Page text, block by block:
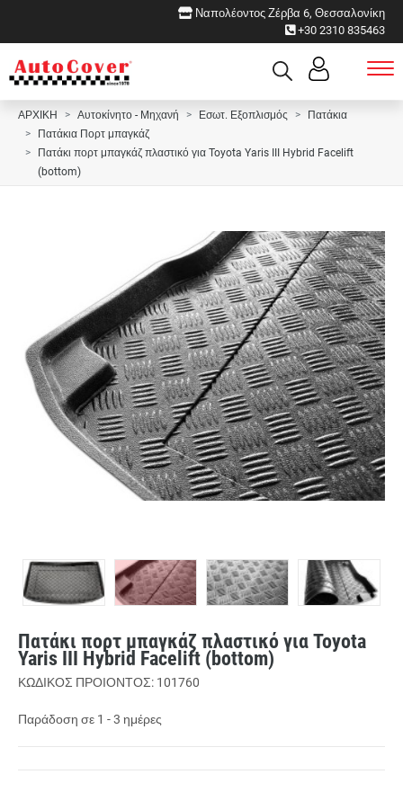
Ναπολέοντος Ζέρβα 6, Θεσσαλονίκη
+30 2310 835463
ΑΡΧΙΚΗ Αυτοκίνητο - Μηχανή Εσωτ. Εξοπλισμός
Πατάκια
Πατάκια Πορτ μπαγκάζ
Πατάκι πορτ μπαγκάζ πλαστικό για Toyota Yaris III Hybrid Facelift
(bottom)
Πατάκι πορτ μπαγκάζ πλαστικό για Toyota
Yaris III Hybrid Facelift (bottom)
ΚΩΔΙΚΟΣ ΠΡΟΙΟΝΤΟΣ: 101760
Παράδοση σε 1 - 3 ημέρες